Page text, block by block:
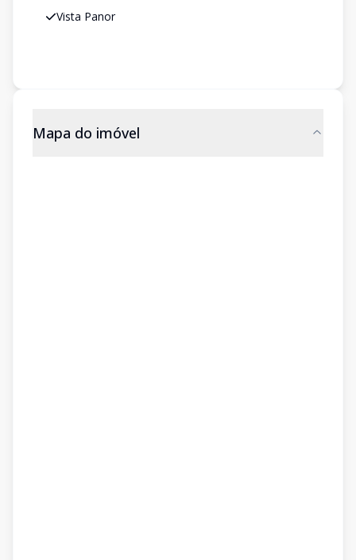
Vista Panor
Mapa do imóvel